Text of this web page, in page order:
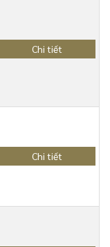
Chi tiết
Chi tiết